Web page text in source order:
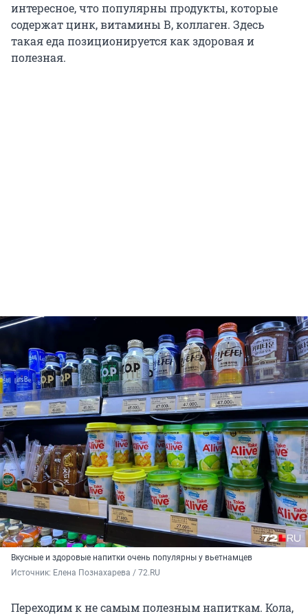
интересное, что популярны продукты, которые
содержат цинк, витамины В, коллаген. Здесь
такая еда позиционируется как здоровая и
полезная.
Вкусные и здоровые напитки очень популярны у вьетнамцев
Источник: Елена Познахарева / 72.RU
Переходим к не самым полезным напиткам. Кола,